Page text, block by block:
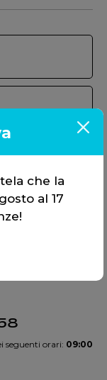
solo
seguenti orari: 09:00
che la
al 17